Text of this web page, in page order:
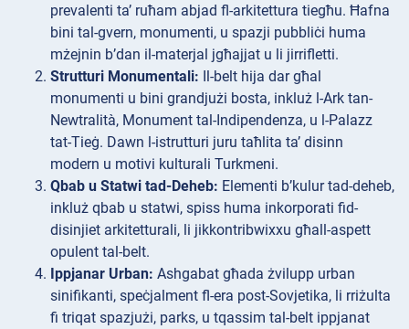
prevalenti ta’ ruħam abjad fl-arkitettura tiegħu. Ħafna
bini tal-gvern, monumenti, u spazji pubbliċi huma
mżejnin b’dan il-materjal jgħajjat u li jirrifletti.
Strutturi Monumentali: Il-belt hija dar għal
monumenti u bini grandjużi bosta, inkluż l-Ark tan-
Newtralità, Monument tal-Indipendenza, u l-Palazz
tat-Tieġ. Dawn l-istrutturi juru taħlita ta’ disinn
modern u motivi kulturali Turkmeni.
Qbab u Statwi tad-Deheb: Elementi b’kulur tad-deheb,
inkluż qbab u statwi, spiss huma inkorporati fid-
disinjiet arkitetturali, li jikkontribwixxu għall-aspett
opulent tal-belt.
Ippjanar Urban: Ashgabat għada żvilupp urban
sinifikanti, speċjalment fl-era post-Sovjetika, li rriżulta
fi triqat spazjużi, parks, u tqassim tal-belt ippjanat